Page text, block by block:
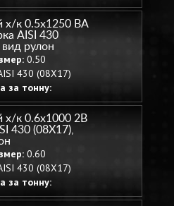
к 0.5х1250 BA
AISI 430
рулон
0.50
430 (08Х17)
за тонну:
к 0.6х1000 2B
430 (08Х17),
0.60
430 (08Х17)
за тонну: